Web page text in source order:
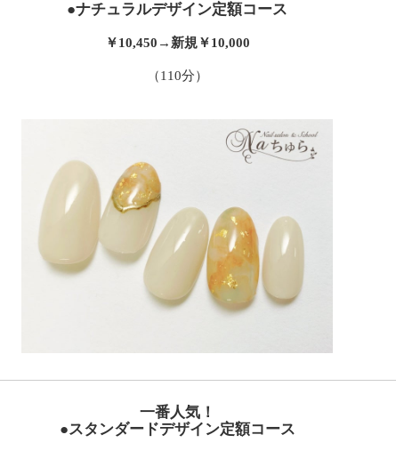
●ナチュラルデザイン定額コース
￥10,450→新規￥10,000
（110分）
一番人気！
●スタンダードデザイン定額コース